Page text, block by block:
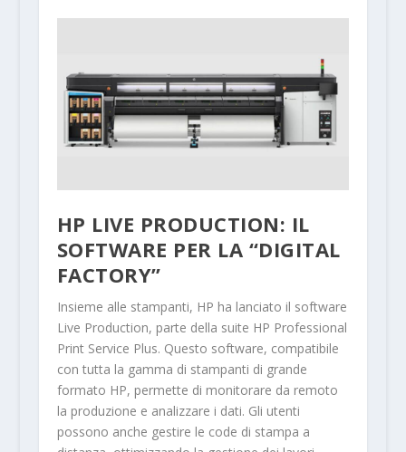
HP LIVE PRODUCTION: IL
SOFTWARE PER LA “DIGITAL
FACTORY”
Insieme alle stampanti, HP ha lanciato il software
Live Production, parte della suite HP Professional
Print Service Plus. Questo software, compatibile
con tutta la gamma di stampanti di grande
formato HP, permette di monitorare da remoto
la produzione e analizzare i dati. Gli utenti
possono anche gestire le code di stampa a